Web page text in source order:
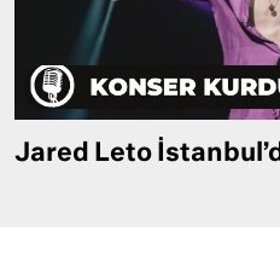
Jared Leto